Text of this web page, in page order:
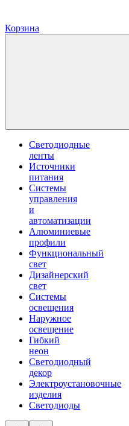
Корзина
Светодиодные
ленты
Источники
питания
Системы
управления
и
автоматизации
Алюминиевые
профили
Функциональный
свет
Дизайнерский
свет
Системы
освещения
Наружное
освещение
Гибкий
неон
Светодиодный
декор
Электроустановочные
изделия
Светодиоды